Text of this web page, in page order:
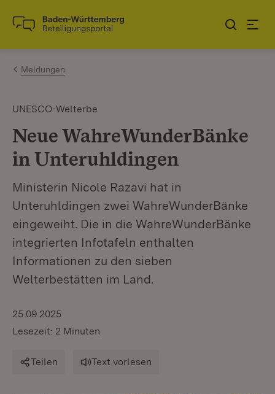
Zum Inhalt springen
Link zur Startseite
Meldungen
UNESCO-Welterbe
Neue WahreWunderBänke
in Unteruhldingen
Ministerin Nicole Razavi hat in
Unteruhldingen zwei WahreWunderBänke
eingeweiht. Die in die WahreWunderBänke
integrierten Infotafeln enthalten
Informationen zu den sieben
Welterbestätten im Land.
25.09.2025
Lesezeit: 2 Minuten
Teilen Text vorlesen